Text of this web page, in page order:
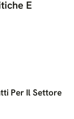
E
Per Il Settore